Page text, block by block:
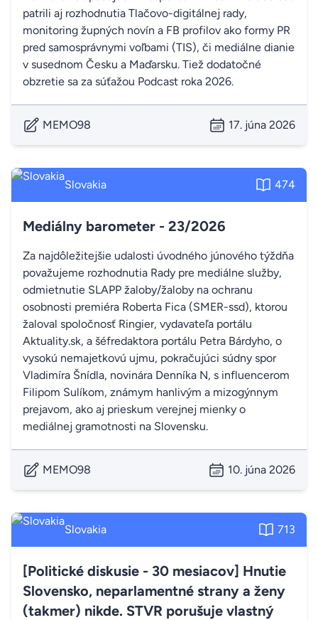
patrili aj rozhodnutia Tlačovo-digitálnej rady,
monitoring župných novín a FB profilov ako formy PR
pred samosprávnymi voľbami (TIS), či mediálne dianie
v susednom Česku a Maďarsku. Tiež dodatočné
obzretie sa za súťažou Podcast roka 2026.
MEMO98 17. júna 2026
Slovakia 474
Mediálny barometer - 23/2026
Za najdôležitejšie udalosti úvodného júnového týždňa
považujeme rozhodnutia Rady pre mediálne služby,
odmietnutie SLAPP žaloby/žaloby na ochranu
osobnosti premiéra Roberta Fica (SMER-ssd), ktorou
žaloval spoločnosť Ringier, vydavateľa portálu
Aktuality.sk, a šéfredaktora portálu Petra Bárdyho, o
vysokú nemajetkovú ujmu, pokračujúci súdny spor
Vladimíra Šnídla, novinára Denníka N, s influencerom
Filipom Sulíkom, známym hanlivým a mizogýnnym
prejavom, ako aj prieskum verejnej mienky o
mediálnej gramotnosti na Slovensku.
MEMO98 10. júna 2026
Slovakia 713
[Politické diskusie - 30 mesiacov] Hnutie
Slovensko, neparlamentné strany a ženy
(takmer) nikde. STVR porušuje vlastný